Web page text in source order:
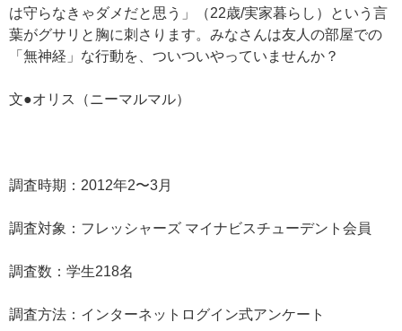
は守らなきゃダメだと思う」（22歳/実家暮らし）という言
葉がグサリと胸に刺さります。みなさんは友人の部屋での
「無神経」な行動を、ついついやっていませんか？
文●オリス（ニーマルマル）
調査時期：2012年2〜3月
調査対象：フレッシャーズ マイナビスチューデント会員
調査数：学生218名
調査方法：インターネットログイン式アンケート